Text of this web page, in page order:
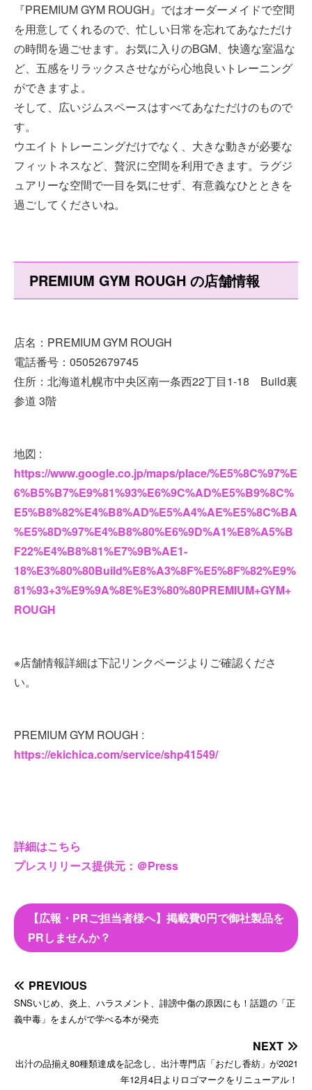
『PREMIUM GYM ROUGH』ではオーダーメイドで空間
を用意してくれるので、忙しい日常を忘れてあなただけ
の時間を過ごせます。お気に入りのBGM、快適な室温な
ど、五感をリラックスさせながら心地良いトレーニング
ができますよ。
そして、広いジムスペースはすべてあなただけのもので
す。
ウエイトトレーニングだけでなく、大きな動きが必要な
フィットネスなど、贅沢に空間を利用できます。ラグジ
ュアリーな空間で一目を気にせず、有意義なひとときを
過ごしてくださいね。
PREMIUM GYM ROUGH の店舗情報
店名：PREMIUM GYM ROUGH
電話番号：05052679745
住所：北海道札幌市中央区南一条西22丁目1-18 Build裏
参道 3階
地図 :
https://www.google.co.jp/maps/place/%E5%8C%97%E
6%B5%B7%E9%81%93%E6%9C%AD%E5%B9%8C%
E5%B8%82%E4%B8%AD%E5%A4%AE%E5%8C%BA
%E5%8D%97%E4%B8%80%E6%9D%A1%E8%A5%B
F22%E4%B8%81%E7%9B%AE1-
18%E3%80%80Build%E8%A3%8F%E5%8F%82%E9%
81%93+3%E9%9A%8E%E3%80%80PREMIUM+GYM+
ROUGH
※店舗情報詳細は下記リンクページよりご確認くださ
い。
PREMIUM GYM ROUGH :
https://ekichica.com/service/shp41549/
詳細はこちら
プレスリリース提供元：＠Press
【広報・PRご担当者様へ】掲載費0円で御社製品を
PRしませんか？
PREVIOUS
SNSいじめ、炎上、ハラスメント、誹謗中傷の原因にも！話題の「正
義中毒」をまんがで学べる本が発売
NEXT
出汁の品揃え80種類達成を記念し、出汁専門店「おだし香紡」が2021
年12月4日よりロゴマークをリニューアル！